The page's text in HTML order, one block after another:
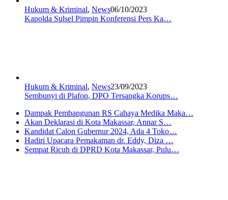
Hukum & Kriminal, News06/10/2023
Kapolda Sulsel Pimpin Konferensi Pers Ka…
Hukum & Kriminal, News23/09/2023
Sembunyi di Plafon, DPO Tersangka Korups…
Dampak Pembangunan RS Cahaya Medika Maka…
Akan Deklarasi di Kota Makassar, Annar S…
Kandidat Calon Gubernur 2024, Ada 4 Toko…
Hadiri Upacara Pemakaman dr. Eddy, Diza …
Sempat Ricuh di DPRD Kota Makassar, Pulu…